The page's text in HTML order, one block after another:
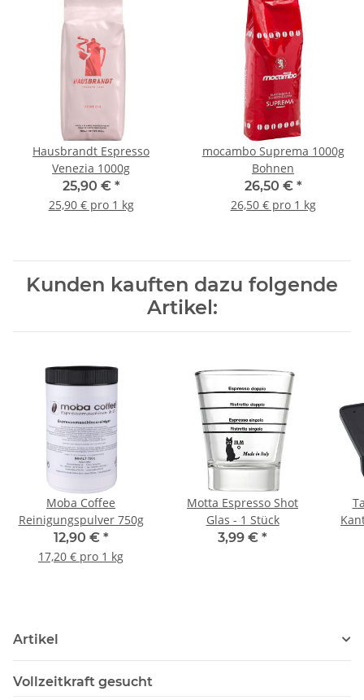
Hausbrandt Espresso
Venezia 1000g
25,90 € *
25,90 € pro 1 kg
mocambo Suprema 1000g
Bohnen
26,50 € *
26,50 € pro 1 kg
Kunden kauften dazu folgende
Artikel:
Moba Coffee
Reinigungspulver 750g
12,90 € *
17,20 € pro 1 kg
Motta Espresso Shot
Glas - 1 Stück
3,99 € *
Artikel
Vollzeitkraft gesucht